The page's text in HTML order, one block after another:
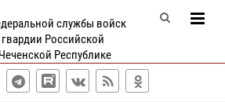
службы войск
Российской
Республике